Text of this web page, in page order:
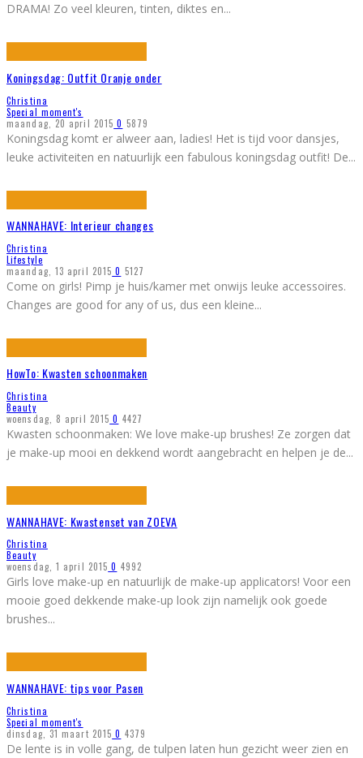
DRAMA! Zo veel kleuren, tinten, diktes en...
Koningsdag: Outfit Oranje onder
Christina
Special moment's
maandag, 20 april 2015 0 5879
Koningsdag komt er alweer aan, ladies! Het is tijd voor dansjes,
leuke activiteiten en natuurlijk een fabulous koningsdag outfit! De...
WANNAHAVE: Interieur changes
Christina
Lifestyle
maandag, 13 april 2015 0 5127
Come on girls! Pimp je huis/kamer met onwijs leuke accessoires.
Changes are good for any of us, dus een kleine...
HowTo: Kwasten schoonmaken
Christina
Beauty
woensdag, 8 april 2015 0 4427
Kwasten schoonmaken: We love make-up brushes! Ze zorgen dat
je make-up mooi en dekkend wordt aangebracht en helpen je de...
WANNAHAVE: Kwastenset van ZOEVA
Christina
Beauty
woensdag, 1 april 2015 0 4992
Girls love make-up en natuurlijk de make-up applicators! Voor een
mooie goed dekkende make-up look zijn namelijk ook goede
brushes...
WANNAHAVE: tips voor Pasen
Christina
Special moment's
dinsdag, 31 maart 2015 0 4379
De lente is in volle gang, de tulpen laten hun gezicht weer zien en